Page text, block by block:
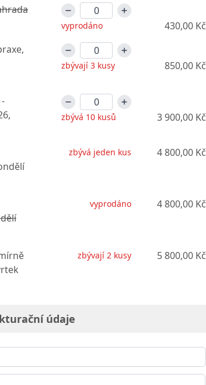
vyprodáno
430,00 Kč
zbývají 3 kusy 850,00 Kč
zbývá 10 kusů 3 900,00 Kč
zbývá jeden kus 4 800,00 Kč
vyprodáno 4 800,00 Kč
zbývají 2 kusy 5 800,00 Kč
údaje